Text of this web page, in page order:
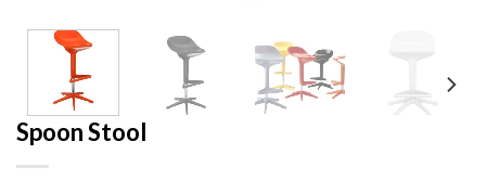
Spoon Stool